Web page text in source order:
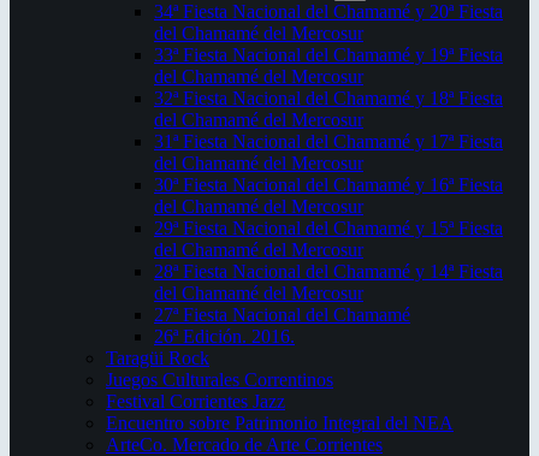
34ª Fiesta Nacional del Chamamé y 20ª Fiesta
del Chamamé del Mercosur
33ª Fiesta Nacional del Chamamé y 19ª Fiesta
del Chamamé del Mercosur
32ª Fiesta Nacional del Chamamé y 18ª Fiesta
del Chamamé del Mercosur
31ª Fiesta Nacional del Chamamé y 17ª Fiesta
del Chamamé del Mercosur
30ª Fiesta Nacional del Chamamé y 16ª Fiesta
del Chamamé del Mercosur
29ª Fiesta Nacional del Chamamé y 15ª Fiesta
del Chamamé del Mercosur
28ª Fiesta Nacional del Chamamé y 14ª Fiesta
del Chamamé del Mercosur
27ª Fiesta Nacional del Chamamé
26ª Edición. 2016.
Taragüi Rock
Juegos Culturales Correntinos
Festival Corrientes Jazz
Encuentro sobre Patrimonio Integral del NEA
ArteCo. Mercado de Arte Corrientes